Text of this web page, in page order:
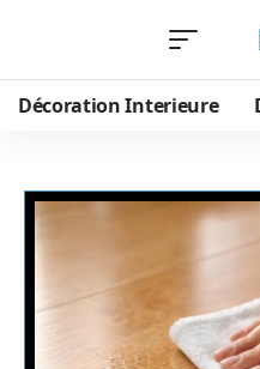
Décoration Interieure